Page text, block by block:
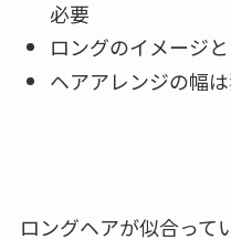
必要
ロングのイメージ
ヘアアレンジの幅
ロングヘアが似合って